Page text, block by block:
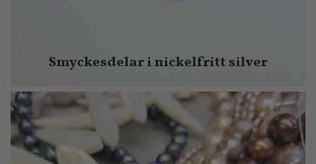
Smyckesdelar i nickelfritt silver